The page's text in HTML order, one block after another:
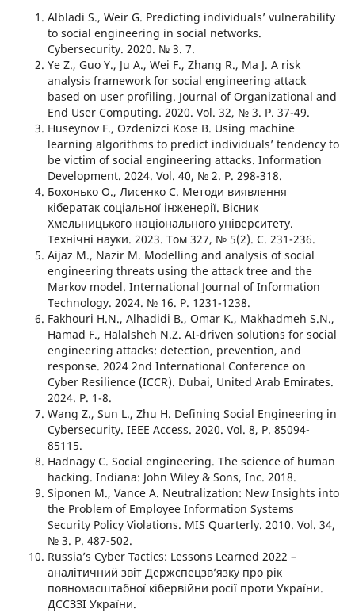
Albladi S., Weir G. Predicting individuals’ vulnerability
to social engineering in social networks.
Cybersecurity. 2020. № 3. 7.
Ye Z., Guo Y., Ju A., Wei F., Zhang R., Ma J. A risk
analysis framework for social engineering attack
based on user profiling. Journal of Organizational and
End User Computing. 2020. Vol. 32, № 3. Р. 37-49.
Huseynov F., Ozdenizci Kose B. Using machine
learning algorithms to predict individuals’ tendency to
be victim of social engineering attacks. Information
Development. 2024. Vol. 40, № 2. Р. 298-318.
Бохонько О., Лисенко С. Методи виявлення
кібератак соціальної інженерії. Вісник
Хмельницького національного університету.
Технічні науки. 2023. Том 327, № 5(2). С. 231-236.
Aijaz M., Nazir M. Modelling and analysis of social
engineering threats using the attack tree and the
Markov model. International Journal of Information
Technology. 2024. № 16. P. 1231-1238.
Fakhouri H.N., Alhadidi B., Omar K., Makhadmeh S.N.,
Hamad F., Halalsheh N.Z. AI-driven solutions for social
engineering attacks: detection, prevention, and
response. 2024 2nd International Conference on
Cyber Resilience (ICCR). Dubai, United Arab Emirates.
2024. P. 1-8.
Wang Z., Sun L., Zhu H. Defining Social Engineering in
Cybersecurity. IEEE Access. 2020. Vol. 8, P. 85094-
85115.
Hadnagy C. Social engineering. The science of human
hacking. Indiana: John Wiley & Sons, Inc. 2018.
Siponen M., Vance A. Neutralization: New Insights into
the Problem of Employee Information Systems
Security Policy Violations. MIS Quarterly. 2010. Vol. 34,
№ 3. Р. 487-502.
Russia’s Cyber Tactics: Lessons Learned 2022 –
аналітичний звіт Держспецзвʼязку про рік
повномасштабної кібервійни росії проти України.
ДССЗЗІ України.